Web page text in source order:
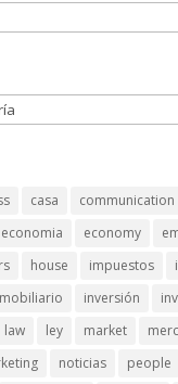
casa communication
economia economy
house impuestos
inversión
law ley market
noticias people